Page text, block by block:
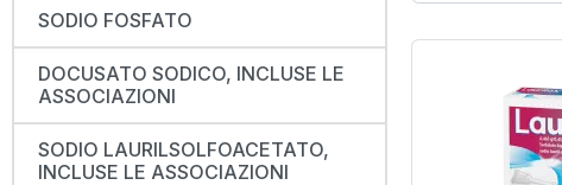
SODIO FOSFATO
DOCUSATO SODICO, INCLUSE LE
ASSOCIAZIONI
SODIO LAURILSOLFOACETATO,
INCLUSE LE ASSOCIAZIONI